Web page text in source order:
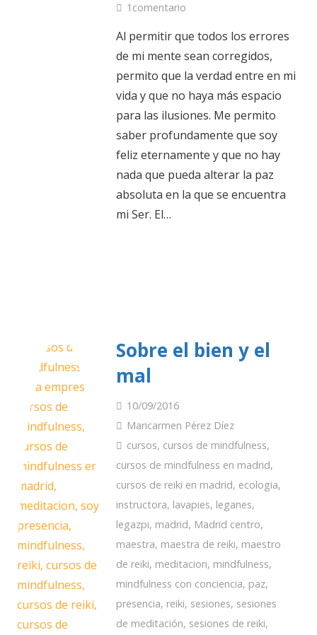
1 comentario
Al permitir que todos los errores
de mi mente sean corregidos,
permito que la verdad entre en mi
vida y que no haya más espacio
para las ilusiones. Me permito
saber profundamente que soy
feliz eternamente y que no hay
nada que pueda alterar la paz
absoluta en la que se encuentra
mi Ser. El…
Sobre el bien y el
mal
10/09/2016
Maricarmen Pérez Díez
cursos, cursos de mindfulness,
cursos de mindfulness en madrid,
cursos de reiki en madrid, ecologia,
instructora, lavapies, leganes,
legazpi, madrid, Madrid centro,
maestra, maestra de reiki, maestro
de reiki, meditacion, mindfulness,
mindfulness con conciencia, paz,
presencia, reiki, sesiones, sesiones
de meditación, sesiones de reiki,